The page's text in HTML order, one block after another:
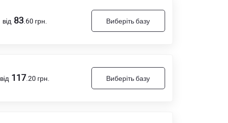
від 83.60 грн. Виберіть базу
від 117.20 грн. Виберіть базу